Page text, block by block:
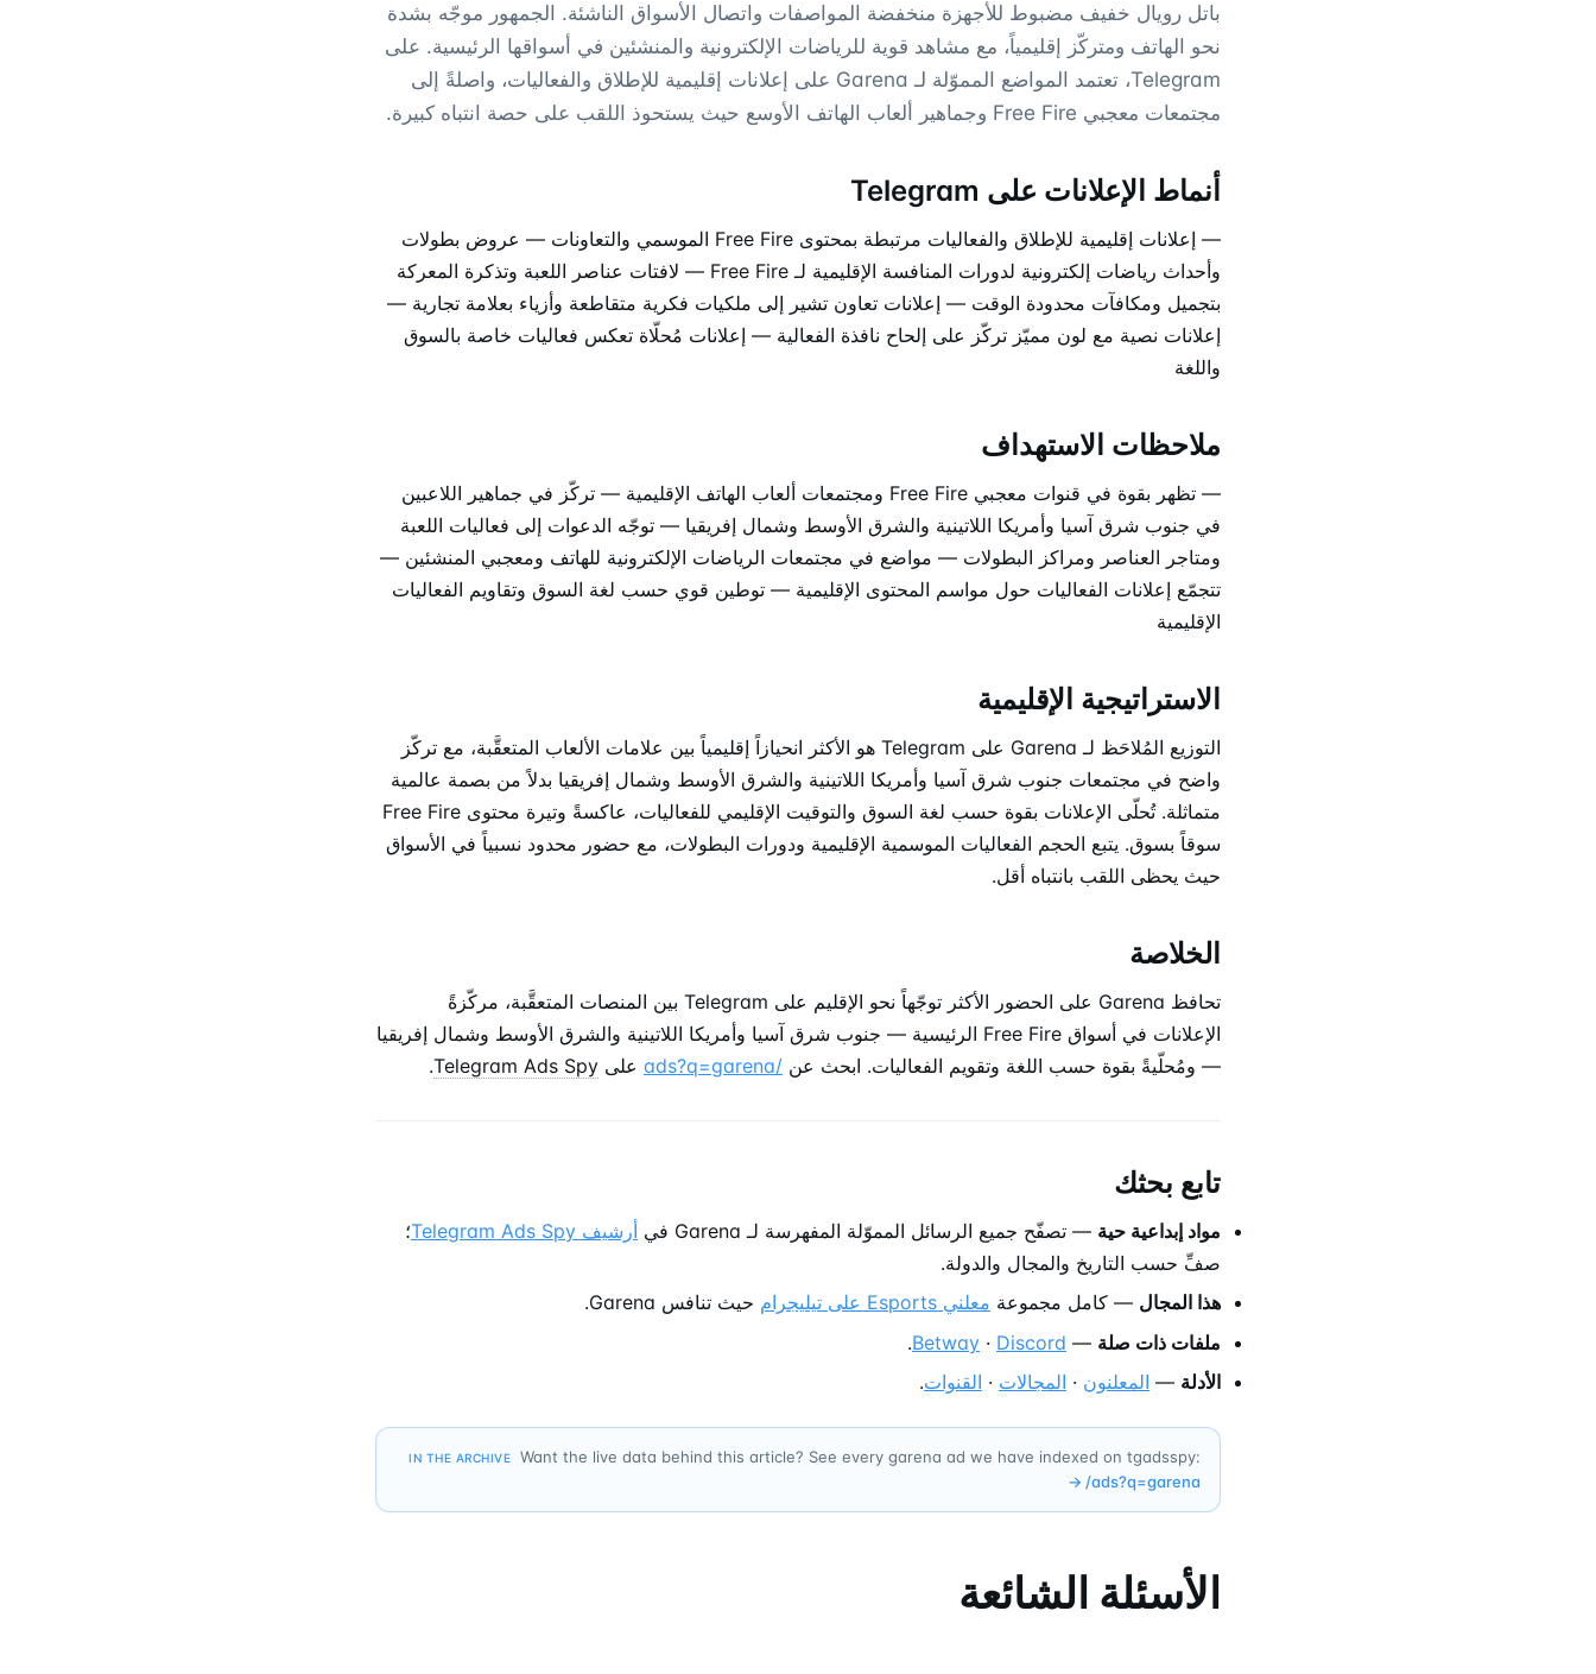
باتل رويال خفيف مضبوط للأجهزة منخفضة المواصفات واتصال الأسواق الناشئة. الجمهور موجّه بشدة
نحو الهاتف ومتركّز إقليمياً، مع مشاهد قوية للرياضات الإلكترونية والمنشئين في أسواقها الرئيسية. على
Telegram، تعتمد المواضع المموّلة لـ Garena على إعلانات إقليمية للإطلاق والفعاليات، واصلةً إلى
مجتمعات معجبي Free Fire وجماهير ألعاب الهاتف الأوسع حيث يستحوذ اللقب على حصة انتباه كبيرة.
أنماط الإعلانات على Telegram
— إعلانات إقليمية للإطلاق والفعاليات مرتبطة بمحتوى Free Fire الموسمي والتعاونات — عروض بطولات
وأحداث رياضات إلكترونية لدورات المنافسة الإقليمية لـ Free Fire — لافتات عناصر اللعبة وتذكرة المعركة
بتجميل ومكافآت محدودة الوقت — إعلانات تعاون تشير إلى ملكيات فكرية متقاطعة وأزياء بعلامة تجارية —
إعلانات نصية مع لون مميّز تركّز على إلحاح نافذة الفعالية — إعلانات مُحلّاة تعكس فعاليات خاصة بالسوق
واللغة
ملاحظات الاستهداف
— تظهر بقوة في قنوات معجبي Free Fire ومجتمعات ألعاب الهاتف الإقليمية — تركّز في جماهير اللاعبين
في جنوب شرق آسيا وأمريكا اللاتينية والشرق الأوسط وشمال إفريقيا — توجّه الدعوات إلى فعاليات اللعبة
ومتاجر العناصر ومراكز البطولات — مواضع في مجتمعات الرياضات الإلكترونية للهاتف ومعجبي المنشئين —
تتجمّع إعلانات الفعاليات حول مواسم المحتوى الإقليمية — توطين قوي حسب لغة السوق وتقاويم الفعاليات
الإقليمية
الاستراتيجية الإقليمية
التوزيع المُلاحَظ لـ Garena على Telegram هو الأكثر انحيازاً إقليمياً بين علامات الألعاب المتعقَّبة، مع تركّز
واضح في مجتمعات جنوب شرق آسيا وأمريكا اللاتينية والشرق الأوسط وشمال إفريقيا بدلاً من بصمة عالمية
متماثلة. تُحلّى الإعلانات بقوة حسب لغة السوق والتوقيت الإقليمي للفعاليات، عاكسةً وتيرة محتوى Free Fire
سوقاً بسوق. يتبع الحجم الفعاليات الموسمية الإقليمية ودورات البطولات، مع حضور محدود نسبياً في الأسواق
حيث يحظى اللقب بانتباه أقل.
الخلاصة
تحافظ Garena على الحضور الأكثر توجّهاً نحو الإقليم على Telegram بين المنصات المتعقَّبة، مركّزةً
الإعلانات في أسواق Free Fire الرئيسية — جنوب شرق آسيا وأمريكا اللاتينية والشرق الأوسط وشمال إفريقيا
— ومُحلّيةً بقوة حسب اللغة وتقويم الفعاليات. ابحث عن /ads?q=garena على Telegram Ads Spy
.
تابع بحثك
مواد إبداعية حية — تصفّح جميع الرسائل المموّلة المفهرسة لـ Garena في أرشيف Telegram Ads Spy
؛
صفِّ حسب التاريخ والمجال والدولة.
هذا المجال — كامل مجموعة معلني Esports على تيليجرام
حيث تنافس Garena.
ملفات ذات صلة —
Betway · Discord
.
الأدلة — المعلنون · المجالات · القنوات.
IN THE ARCHIVE
Want the live data behind this article? See every garena ad we have indexed on tgadsspy:
/ads?q=garena
→
الأسئلة الشائعة